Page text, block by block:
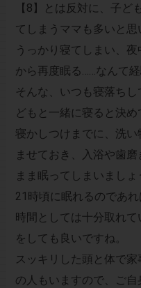
【8】とは反対に、子ど
てしまうママも多いと思
うっかり寝てしまい、
から再度眠る……なんて
そんな、いつも寝落ち
どもと一緒に寝ると決め
寝かしつけまでに、洗
ませておき、入浴や歯
まま眠ってしまいましょ
21時頃に眠れるのであ
時間としては十分取れ
をしても良いですね。
スッキリした頭と体で
の人もいますので、ご